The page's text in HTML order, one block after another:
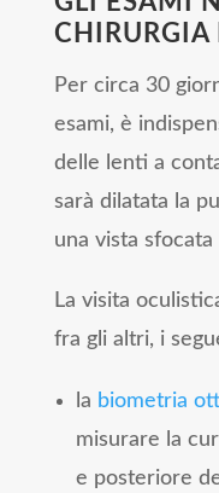
CHIRURGIA
Per circa 30
esami, è
delle lenti a
sarà dilatata la
una vista
La visita
fra gli altri, i
la biometria
misurare la
e posteriore